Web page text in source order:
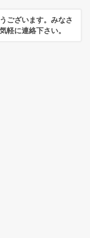
ございます。みなさ
軽に連絡下さい。